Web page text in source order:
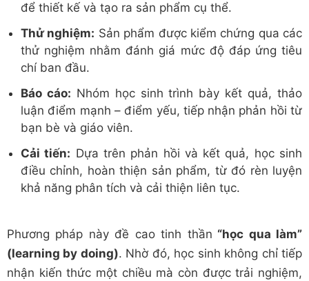
để thiết kế và tạo ra sản phẩm cụ thể.
Thử nghiệm: Sản phẩm được kiểm chứng qua các
thử nghiệm nhằm đánh giá mức độ đáp ứng tiêu
chí ban đầu.
Báo cáo: Nhóm học sinh trình bày kết quả, thảo
luận điểm mạnh – điểm yếu, tiếp nhận phản hồi từ
bạn bè và giáo viên.
Cải tiến: Dựa trên phản hồi và kết quả, học sinh
điều chỉnh, hoàn thiện sản phẩm, từ đó rèn luyện
khả năng phân tích và cải thiện liên tục.
Phương pháp này đề cao tinh thần “học qua làm”
(learning by doing). Nhờ đó, học sinh không chỉ tiếp
nhận kiến thức một chiều mà còn được trải nghiệm,